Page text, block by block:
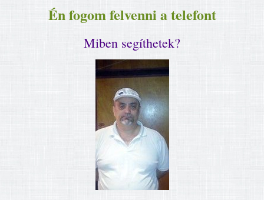
Én fogom felvenni a telefont
Miben segíthetek?